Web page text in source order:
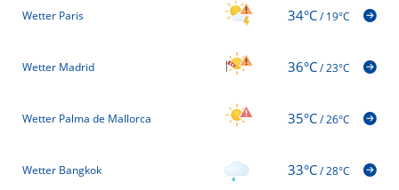
Wetter Paris 34°C/19°C
Wetter Madrid 36°C/23°C
Wetter Palma de Mallorca 35°C/26°C
Wetter Bangkok 33°C/28°C